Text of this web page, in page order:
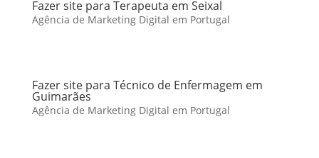
Fazer site para Terapeuta em Seixal
Agência de Marketing Digital em Portugal
Fazer site para Técnico de Enfermagem em
Guimarães
Agência de Marketing Digital em Portugal